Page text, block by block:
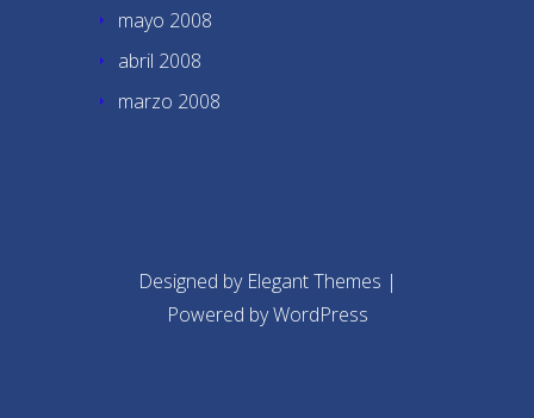
mayo 2008
abril 2008
marzo 2008
Designed by Elegant Themes |
Powered byWordPress